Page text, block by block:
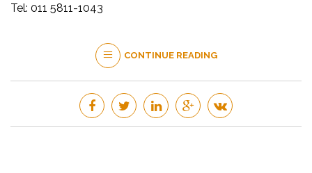
Tel: 011 5811-1043
CONTINUE READING